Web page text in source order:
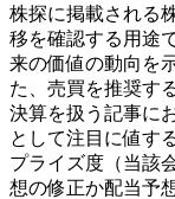
株探に掲載される
移を確認する用途
来の価値の動向を
た、売買を推奨す
決算を扱う記事に
として注目に値す
プライズ度（当該
想の修正か配当予